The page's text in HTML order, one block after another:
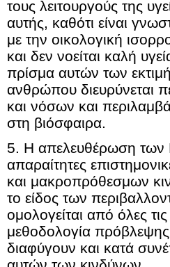
τους λειτουργούς της
αυτής, καθότι είναι
με την οικολογική
και δεν νοείται καλή
πρίσμα αυτών των
ανθρώπου διευρύνεται
και νόσων και
στη βιόσφαιρα.
5. Η απελευθέρωση των
απαραίτητες
και μακροπρόθεσμων
το είδος των
ομολογείται από όλες
μεθοδολογία
διαφύγουν και κατά